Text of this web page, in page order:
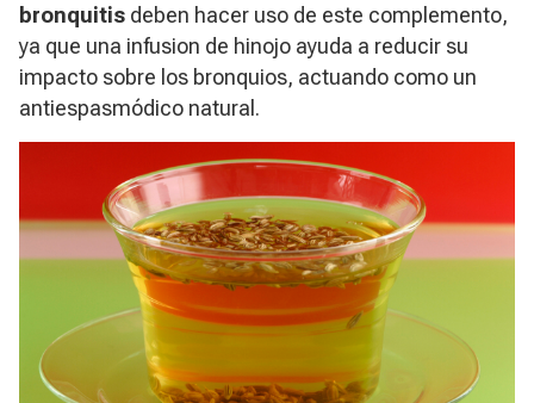
bronquitis deben hacer uso de este complemento,
ya que una infusion de hinojo ayuda a reducir su
impacto sobre los bronquios, actuando como un
antiespasmódico natural.